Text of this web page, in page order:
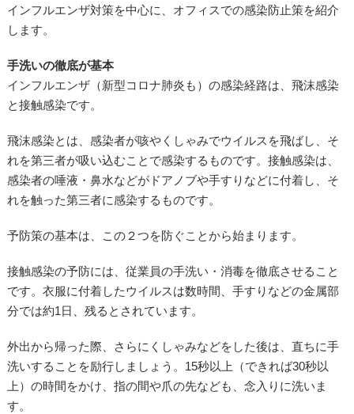
インフルエンザ対策を中心に、オフィスでの感染防止策を紹介
します。
手洗いの徹底が基本
インフルエンザ（新型コロナ肺炎も）の感染経路は、飛沫感染
と接触感染です。
飛沫感染とは、感染者が咳やくしゃみでウイルスを飛ばし、そ
れを第三者が吸い込むことで感染するものです。接触感染は、
感染者の唾液・鼻水などがドアノブや手すりなどに付着し、そ
れを触った第三者に感染するものです。
予防策の基本は、この２つを防ぐことから始まります。
接触感染の予防には、従業員の手洗い・消毒を徹底させること
です。衣服に付着したウイルスは数時間、手すりなどの金属部
分では約1日、残るとされています。
外出から帰った際、さらにくしゃみなどをした後は、直ちに手
洗いすることを励行しましょう。15秒以上（できれば30秒以
上）の時間をかけ、指の間や爪の先なども、念入りに洗いま
す。